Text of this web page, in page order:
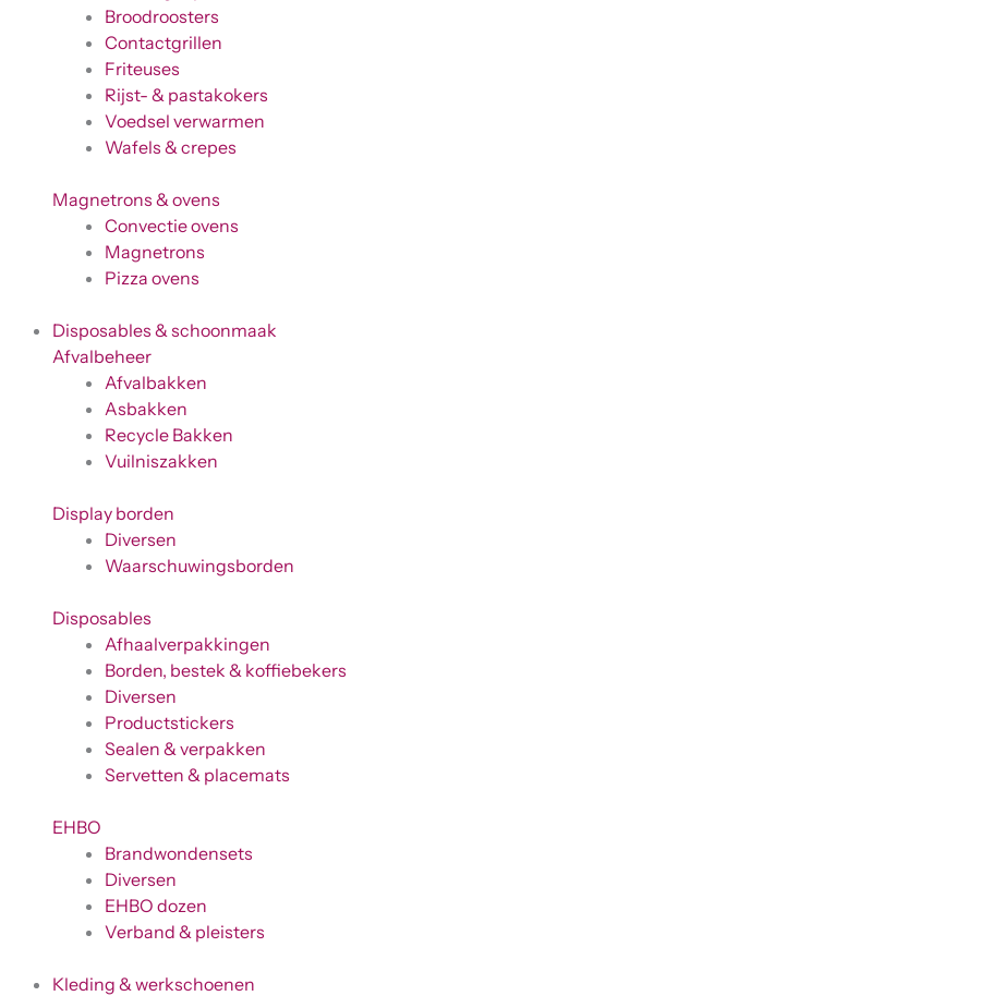
Broodroosters
Contactgrillen
Friteuses
Rijst- & pastakokers
Voedsel verwarmen
Wafels & crepes
Magnetrons & ovens
Convectie ovens
Magnetrons
Pizza ovens
Disposables & schoonmaak
Afvalbeheer
Afvalbakken
Asbakken
Recycle Bakken
Vuilniszakken
Display borden
Diversen
Waarschuwingsborden
Disposables
Afhaalverpakkingen
Borden, bestek & koffiebekers
Diversen
Productstickers
Sealen & verpakken
Servetten & placemats
EHBO
Brandwondensets
Diversen
EHBO dozen
Verband & pleisters
Kleding & werkschoenen